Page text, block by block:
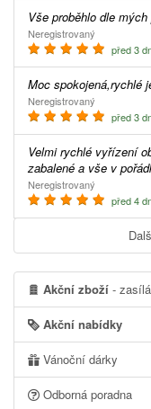
Vše proběhlo dle
Neregistrovaný
před 3
Moc spokojená,rychlé
Neregistrovaný
před 3
Velmi rychlé vyřízení objednávky a dodání zboží. pečlivě
zabalené a vše v
Neregistrovaný
před 4
Akční zboží -
Akční nabídky
Vánoční dárky
Odborná poradna